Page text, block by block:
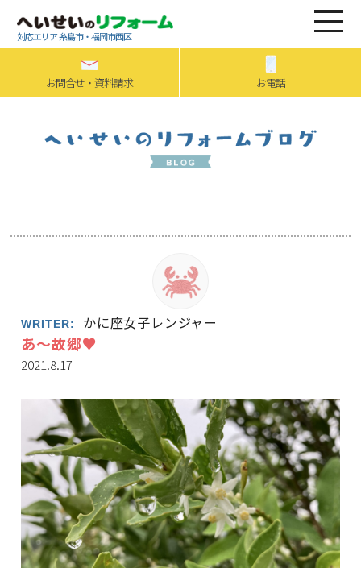
対応エリア 糸島市・福岡市西区
お問合せ・資料請求 お電話
WRITER: かに座女子レンジャー
あ～故郷♥
2021.8.17